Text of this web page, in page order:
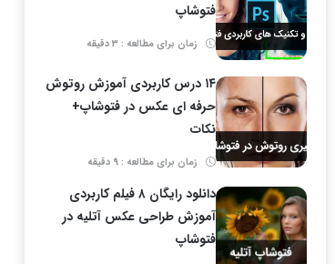
فتوشاپ
زمان برای مطالعه : 3 دقیقه
۱۴ درس کاربردی آموزش روتوش
حرفه ای عکس در فتوشاپ+
نکات
زمان برای مطالعه : 9 دقیقه
دانلود رایگان ۸ فیلم کاربردی
آموزش طراحی عکس آتلیه در
فتوشاپ